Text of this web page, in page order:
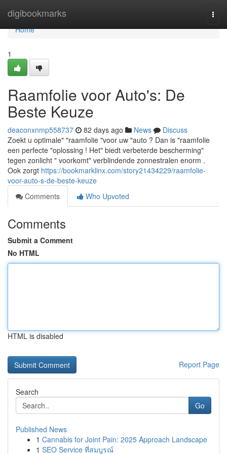
digibookmarks
Home
Home
1
Raamfolie voor Auto's: De
Beste Keuze
deaconxnmp558737 82 days ago News
Discuss
Zoekt u optimale" "raamfolie "voor uw "auto ? Dan is "raamfolie
een perfecte "oplossing ! Het" biedt verbeterde bescherming"
tegen zonlicht " voorkomt" verblindende zonnestralen enorm .
Ook zorgt https://bookmarklinx.com/story21434229/raamfolie-
voor-auto-s-de-beste-keuze
Comments
Who Upvoted
Comments
Submit a Comment
No HTML
HTML is disabled
Report Page
Search
Go
Published News
1 Cannabis for Joint Pain: 2025 Approach Landscape
1 SEO Service ที่สมบูรณ์